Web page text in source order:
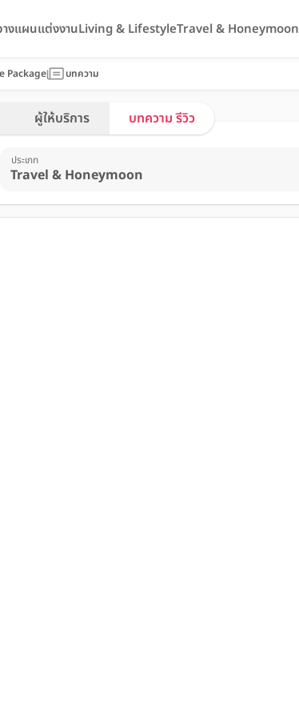
างแผนแต่งงานLiving & LifestyleTravel & Honeymoon
Package บทความ
ผู้ให้บริการ บทความ รีวิว
ประเภท